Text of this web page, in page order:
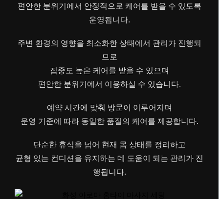
편안한 분위기에서 안정적으로 케어를 받을 수 있도록
운영됩니다.
주변 환경의 영향을 최소화한 상태에서 관리가 진행되
므로
집중도 높은 케어를 받을 수 있으며
편안한 분위기에서 이용하실 수 있습니다.
예약 시간에 맞춰 방문이 이루어지며
운영 기준에 따라 동일한 품질의 케어를 제공합니다.
단순한 휴식을 넘어 현재 몸 상태를 정리하고
균형 있는 컨디션을 유지하는 데 도움이 되는 관리가 진
행됩니다.